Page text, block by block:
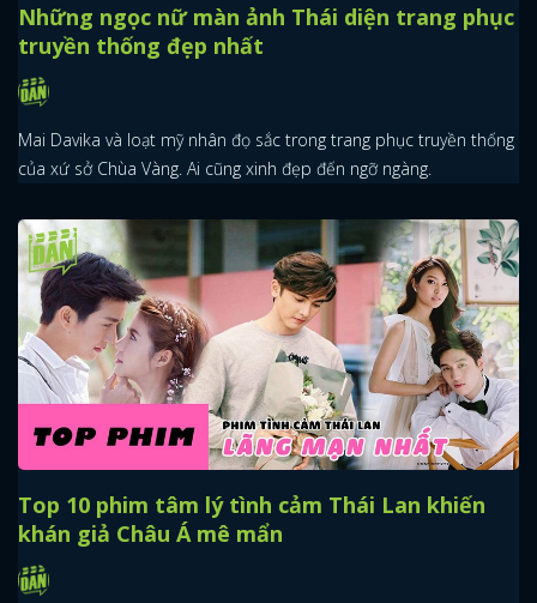
Những ngọc nữ màn ảnh Thái diện trang phục
truyền thống đẹp nhất
Mai Davika và loạt mỹ nhân đọ sắc trong trang phục truyền thống
của xứ sở Chùa Vàng. Ai cũng xinh đẹp đến ngỡ ngàng.
Top 10 phim tâm lý tình cảm Thái Lan khiến
khán giả Châu Á mê mẩn